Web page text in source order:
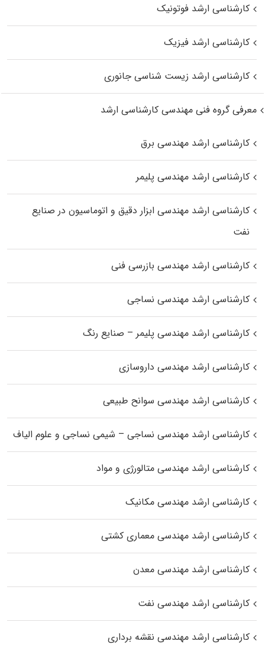
کارشناسی ارشد فوتونیک
کارشناسی ارشد فیزیک
کارشناسی ارشد زیست‌ شناسی جانوری
معرفی گروه فنی مهندسی کارشناسی ارشد
کارشناسی ارشد مهندسی برق
کارشناسی ارشد مهندسی پلیمر
کارشناسی ارشد مهندسی ابزار دقیق و اتوماسیون در صنایع
نفت
کارشناسی ارشد مهندسی بازرسی فنی
کارشناسی ارشد مهندسی نساجی
کارشناسی ارشد مهندسی پلیمر – صنایع رنگ
کارشناسی ارشد مهندسی داروسازی
کارشناسی ارشد مهندسی سوانح طبیعی
کارشناسی ارشد مهندسی نساجی – شیمی نساجی و علوم الیاف
کارشناسی ارشد مهندسی متالورژی و مواد
کارشناسی ارشد مهندسی مکانیک
کارشناسی ارشد مهندسی معماری کشتی
کارشناسی ارشد مهندسی معدن
کارشناسی ارشد مهندسی نفت
کارشناسی ارشد مهندسی نقشه برداری